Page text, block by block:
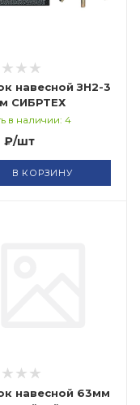
навесной ЗН2-3
80мм СИБРТЕХ
в наличии: 4
₽/шт
В КОРЗИНУ
навесной 63мм